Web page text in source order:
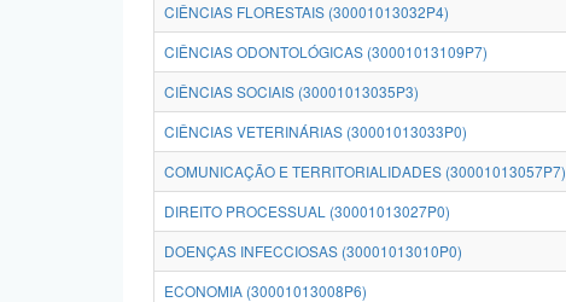
CIÊNCIAS FLORESTAIS (30001013032P4)
CIÊNCIAS ODONTOLÓGICAS (30001013109P7)
CIÊNCIAS SOCIAIS (30001013035P3)
CIÊNCIAS VETERINÁRIAS (30001013033P0)
COMUNICAÇÃO E TERRITORIALIDADES (30001013057P7)
DIREITO PROCESSUAL (30001013027P0)
DOENÇAS INFECCIOSAS (30001013010P0)
ECONOMIA (30001013008P6)